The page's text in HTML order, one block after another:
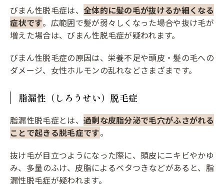
びまん性脱毛症は、 全体的に髪の毛が抜けるか細くなる
症状です。広範囲で髪が弱々しくなった場合や抜け毛が
増えた場合は、びまん性脱毛症が疑われます。
びまん性脱毛症の原因は、栄養不足や頭皮・髪の毛への
ダメージ、女性ホルモンの乱れなどさまざまです。
脂漏性（しろうせい）脱毛症
脂漏性脱毛症とは、 過剰な皮脂分泌で毛穴がふさがれる
ことで起きる脱毛症です。
抜け毛が目立つようになった際に、頭皮にニキビやかゆ
み、多量のふけ、皮脂によるベタつきなどがあると、脂
漏性脱毛症が疑われます。